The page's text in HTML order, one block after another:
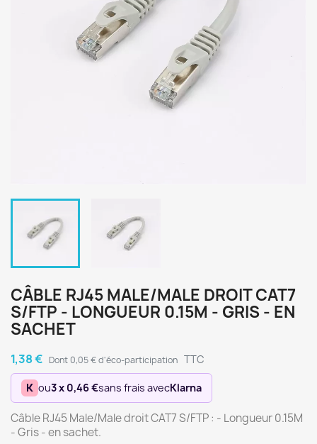
CÂBLE RJ45 MALE/MALE DROIT CAT7
S/FTP - LONGUEUR 0.15M - GRIS - EN
SACHET
1,38 € Dont 0,05 € d'éco-participation TTC
K ou3 x 0,46 €sans frais avecKlarna
Câble RJ45 Male/Male droit CAT7 S/FTP : - Longueur 0.15M
- Gris - en sachet.